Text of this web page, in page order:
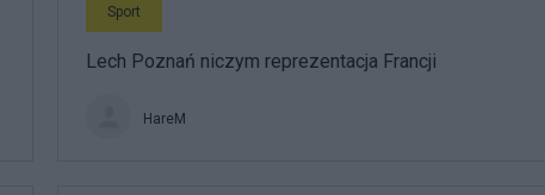
Sport
Lech Poznań niczym reprezentacja Francji
HareM